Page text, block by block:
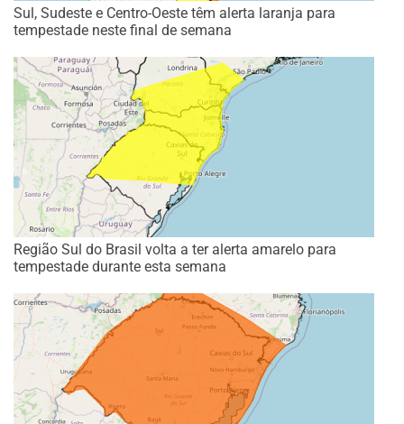
Sul, Sudeste e Centro-Oeste têm alerta laranja para
tempestade neste final de semana
Região Sul do Brasil volta a ter alerta amarelo para
tempestade durante esta semana